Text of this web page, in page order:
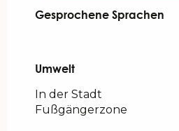
Gesprochene Sprachen
Gesprochene Sprachen
Umwelt
Umwelt
In der Stadt
Fußgängerzone